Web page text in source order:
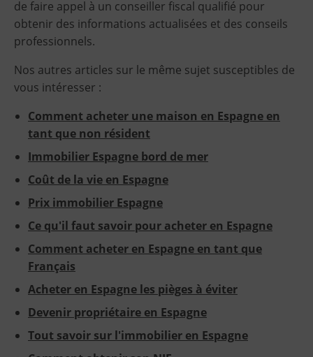
de faire appel à un conseiller fiscal qualifié pour
obtenir des informations actualisées et des conseils
professionnels.
Nos autres articles sur le même sujet susceptibles de
vous intéresser :
Comment acheter une maison en Espagne en
tant que non résident
Immobilier Espagne bord de mer
Coût de la vie en Espagne
Prix immobilier Espagne
Ce qu'il faut savoir pour acheter en Espagne
Comment acheter en Espagne en tant que
Français
Acheter en Espagne les pièges à éviter
Devenir propriétaire en Espagne
Tout savoir sur l'immobilier en Espagne